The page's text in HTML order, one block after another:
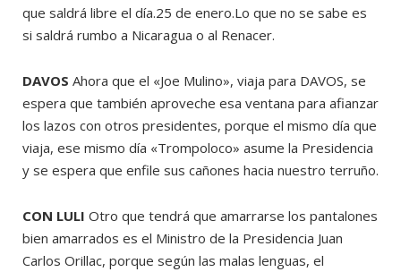
que saldrá libre el día.25 de enero.Lo que no se sabe es
si saldrá rumbo a Nicaragua o al Renacer.
DAVOS Ahora que el «Joe Mulino», viaja para DAVOS, se
espera que también aproveche esa ventana para afianzar
los lazos con otros presidentes, porque el mismo día que
viaja, ese mismo día «Trompoloco» asume la Presidencia
y se espera que enfile sus cañones hacia nuestro terruño.
CON LULI Otro que tendrá que amarrarse los pantalones
bien amarrados es el Ministro de la Presidencia Juan
Carlos Orillac, porque según las malas lenguas, el